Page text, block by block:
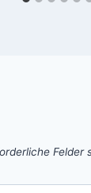
Felder